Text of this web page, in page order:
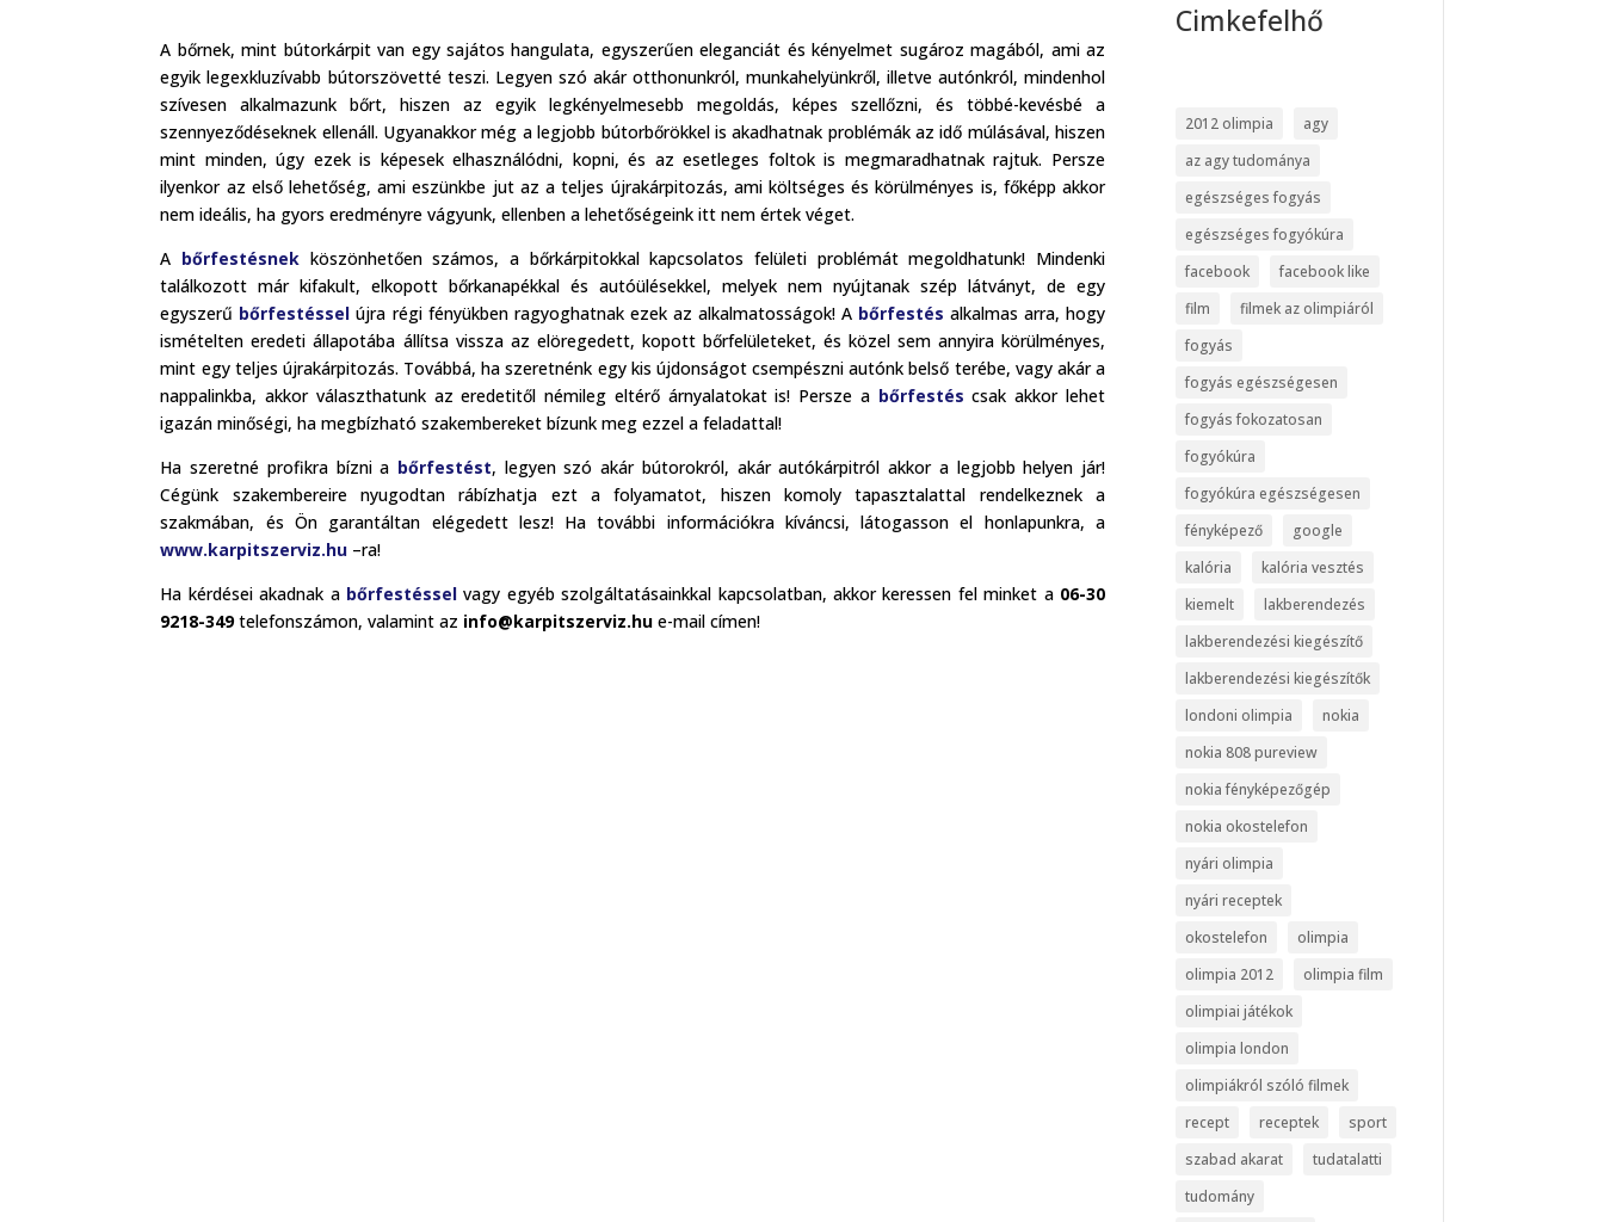
A bőrnek, mint bútorkárpit van egy sajátos hangulata, egyszerűen eleganciát és kényelmet sugároz magából, ami az
egyik legexkluzívabb bútorszövetté teszi. Legyen szó akár otthonunkról, munkahelyünkről, illetve autónkról, mindenhol
szívesen alkalmazunk bőrt, hiszen az egyik legkényelmesebb megoldás, képes szellőzni, és többé-kevésbé a
szennyeződéseknek ellenáll. Ugyanakkor még a legjobb bútorbőrökkel is akadhatnak problémák az idő múlásával, hiszen
mint minden, úgy ezek is képesek elhasználódni, kopni, és az esetleges foltok is megmaradhatnak rajtuk. Persze
ilyenkor az első lehetőség, ami eszünkbe jut az a teljes újrakárpitozás, ami költséges és körülményes is, főképp akkor
nem ideális, ha gyors eredményre vágyunk, ellenben a lehetőségeink itt nem értek véget.
A bőrfestésnek köszönhetően számos, a bőrkárpitokkal kapcsolatos felületi problémát megoldhatunk! Mindenki
találkozott már kifakult, elkopott bőrkanapékkal és autóülésekkel, melyek nem nyújtanak szép látványt, de egy
egyszerű bőrfestéssel újra régi fényükben ragyoghatnak ezek az alkalmatosságok! A bőrfestés alkalmas arra, hogy
ismételten eredeti állapotába állítsa vissza az elöregedett, kopott bőrfelületeket, és közel sem annyira körülményes,
mint egy teljes újrakárpitozás. Továbbá, ha szeretnénk egy kis újdonságot csempészni autónk belső terébe, vagy akár a
nappalinkba, akkor választhatunk az eredetitől némileg eltérő árnyalatokat is! Persze a bőrfestés csak akkor lehet
igazán minőségi, ha megbízható szakembereket bízunk meg ezzel a feladattal!
Ha szeretné profikra bízni a bőrfestést, legyen szó akár bútorokról, akár autókárpitról akkor a legjobb helyen jár!
Cégünk szakembereire nyugodtan rábízhatja ezt a folyamatot, hiszen komoly tapasztalattal rendelkeznek a
szakmában, és Ön garantáltan elégedett lesz! Ha további információkra kíváncsi, látogasson el honlapunkra, a
www.karpitszerviz.hu –ra!
Ha kérdései akadnak a bőrfestéssel vagy egyéb szolgáltatásainkkal kapcsolatban, akkor keressen fel minket a 06-30
9218-349telefonszámon, valamint az info@karpitszerviz.hu e-mail címen!
Cimkefelhő
2012 olimpia
agy
az agy tudománya
egészséges fogyás
egészséges fogyókúra
facebook
facebook like
film
filmek az olimpiáról
fogyás
fogyás egészségesen
fogyás fokozatosan
fogyókúra
fogyókúra egészségesen
fényképező
google
kalória
kalória vesztés
kiemelt
lakberendezés
lakberendezési kiegészítő
lakberendezési kiegészítők
londoni olimpia
nokia
nokia 808 pureview
nokia fényképezőgép
nokia okostelefon
nyári olimpia
nyári receptek
okostelefon
olimpia
olimpia 2012
olimpia film
olimpiai játékok
olimpia london
olimpiákról szóló filmek
recept
receptek
sport
szabad akarat
tudatalatti
tudomány